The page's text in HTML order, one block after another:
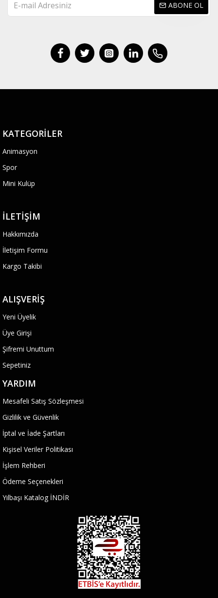
ABONE OL
KATEGORILER
Animasyon
Spor
Mini Kulüp
İLETIŞIM
Hakkımızda
İletişim Formu
Kargo Takibi
ALIŞVERIŞ
Yeni Üyelik
Üye Girişi
Şifremi Unuttum
Sepetiniz
YARDIM
Mesafeli Satış Sözleşmesi
Gizlilik ve Güvenlik
İptal ve İade Şartları
Kişisel Veriler Politikası
İşlem Rehberi
Ödeme Seçenekleri
Yılbaşı Katalog İNDİR